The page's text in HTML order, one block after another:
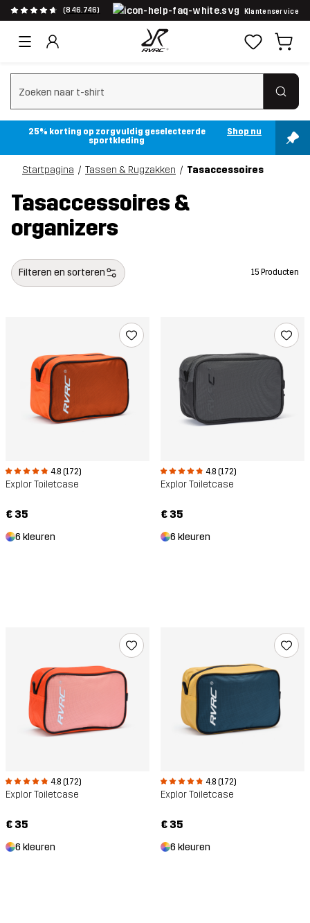
(846.746) Klantenservice
Zoeken wissen
25% korting op zorgvuldig geselecteerde
sportkleding
Shop nu
Startpagina Tassen & Rugzakken Tasaccessoires
Tasaccessoires &
organizers
Filteren en sorteren 15 Producten
4.8 (172)
Explor Toiletcase
€ 35
6 kleuren
4.8 (172)
Explor Toiletcase
€ 35
6 kleuren
4.8 (172)
Explor Toiletcase
€ 35
6 kleuren
4.8 (172)
Explor Toiletcase
€ 35
6 kleuren